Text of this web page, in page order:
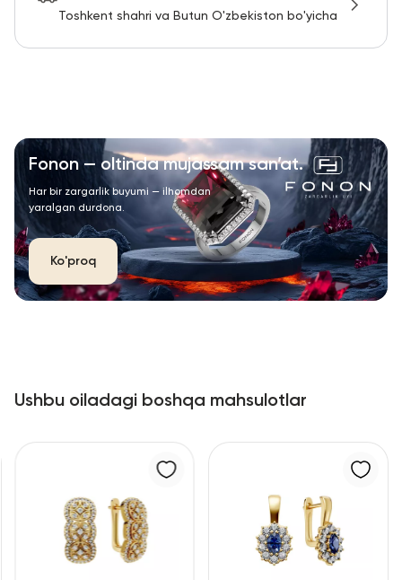
Toshkent shahri va Butun O'zbekiston bo'yicha
Fonon — oltinda mujassam san’at.
Har bir zargarlik buyumi — ilhomdan
yaralgan durdona.
Ko'proq
Ushbu oiladagi boshqa mahsulotlar